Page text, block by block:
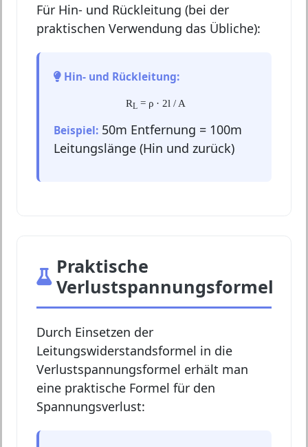
Für Hin- und Rückleitung (bei der
praktischen Verwendung das Übliche):
Hin- und Rückleitung:
RL = ρ · 2l / A
Beispiel: 50m Entfernung = 100m
Leitungslänge (Hin und zurück)
Praktische
Verlustspannungsformel
Durch Einsetzen der
Leitungswiderstandsformel in die
Verlustspannungsformel erhält man
eine praktische Formel für den
Spannungsverlust: